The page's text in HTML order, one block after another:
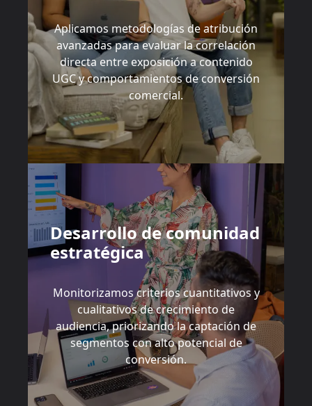
Aplicamos metodologías de atribución
avanzadas para evaluar la correlación
directa entre exposición a contenido
UGC y comportamientos de conversión
comercial.
Desarrollo de comunidad
estratégica
Monitorizamos criterios cuantitativos y
cualitativos de crecimiento de
audiencia, priorizando la captación de
segmentos con alto potencial de
conversión.